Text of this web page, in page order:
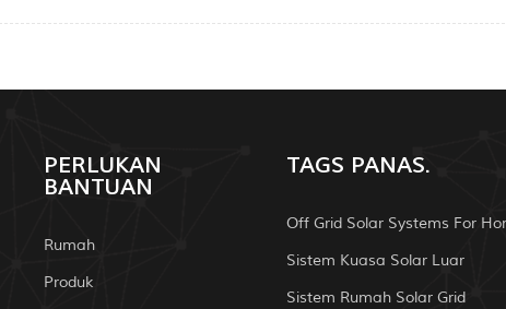
PERLUKAN
BANTUAN
Rumah
Produk
TAGS PANAS.
Off Grid Solar Systems For
Sistem Kuasa Solar Luar
Sistem Rumah Solar Grid